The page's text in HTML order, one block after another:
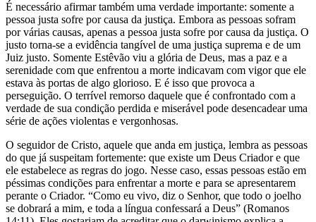
É necessário afirmar também uma verdade importante: somente a
pessoa justa sofre por causa da justiça. Embora as pessoas sofram
por várias causas, apenas a pessoa justa sofre por causa da justiça. O
justo torna-se a evidência tangível de uma justiça suprema e de um
Juiz justo. Somente Estêvão viu a glória de Deus, mas a paz e a
serenidade com que enfrentou a morte indicavam com vigor que ele
estava às portas de algo glorioso. E é isso que provoca a
perseguição. O terrível remorso daquele que é confrontado com a
verdade de sua condição perdida e miserável pode desencadear uma
série de ações violentas e vergonhosas.
O seguidor de Cristo, aquele que anda em justiça, lembra as pessoas
do que já suspeitam fortemente: que existe um Deus Criador e que
ele estabelece as regras do jogo. Nesse caso, essas pessoas estão em
péssimas condições para enfrentar a morte e para se apresentarem
perante o Criador. “Como eu vivo, diz o Senhor, que todo o joelho
se dobrará a mim, e toda a língua confessará a Deus” (Romanos